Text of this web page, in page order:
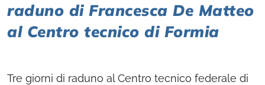
raduno di Francesca De Matteo
al Centro tecnico di Formia
Tre giorni di raduno al Centro tecnico federale di